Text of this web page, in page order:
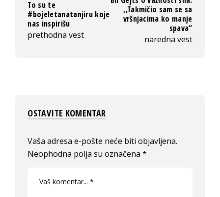
To su te
#bojeletanatanjiru koje
nas inspirišu
prethodna vest
,,Takmičio sam se sa
vršnjacima ko manje
spava“
naredna vest
OSTAVITE KOMENTAR
Vaša adresa e-pošte neće biti objavljena.
Neophodna polja su označena*